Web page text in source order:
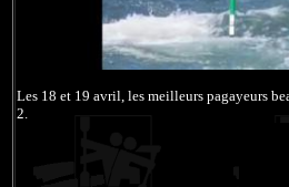
Les 18 et 19 avril, les meilleurs pagayeurs
2.